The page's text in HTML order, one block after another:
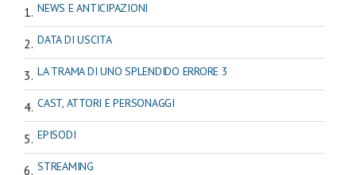
NEWS E ANTICIPAZIONI
DATA DI USCITA
LA TRAMA DI UNO SPLENDIDO ERRORE 3
CAST, ATTORI E PERSONAGGI
EPISODI
STREAMING